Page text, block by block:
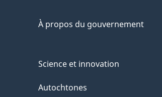
À propos du gouvernement
Science et innovation
Autochtones